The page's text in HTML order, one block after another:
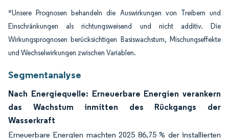
*Unsere Prognosen behandeln die Auswirkungen von Treibern und
Einschränkungen als richtungsweisend und nicht additiv. Die
Wirkungsprognosen berücksichtigen Basiswachstum, Mischungseffekte
und Wechselwirkungen zwischen Variablen.
Segmentanalyse
Nach Energiequelle: Erneuerbare Energien verankern
das Wachstum inmitten des Rückgangs der
Wasserkraft
Erneuerbare Energien machten 2025 86,75 % der installierten